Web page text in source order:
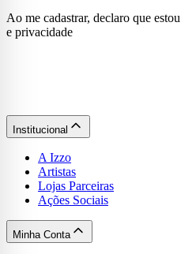
Ao me cadastrar, declaro que
e privacidade
Institucional
A Izzo
Artistas
Lojas Parceiras
Ações Sociais
Minha Conta